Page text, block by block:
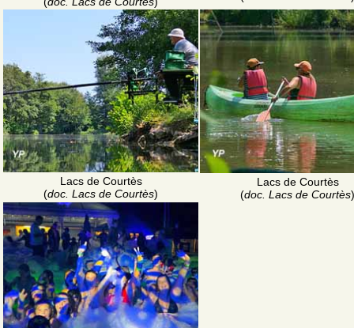
Lacs de Courtès
(doc. Lacs de Courtès)
Lacs de Courtès
(doc. Lacs de Courtès)